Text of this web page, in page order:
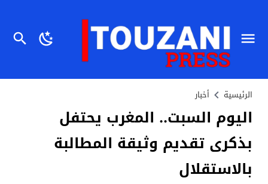
الرئيسية أخبار
اليوم السبت.. المغرب يحتفل
بذكرى تقديم وثيقة المطالبة
بالاستقلال